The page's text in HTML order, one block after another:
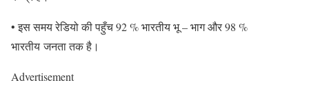
• इस समय रेडियो की पहुँच 92 % भारतीय भू – भाग और 98 %
भारतीय जनता तक है।
Advertisement